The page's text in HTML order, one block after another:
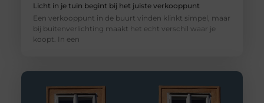
Licht in je tuin begint bij het juiste verkooppunt
Een verkooppunt in de buurt vinden klinkt simpel, maar
bij buitenverlichting maakt het echt verschil waar je
koopt. In een